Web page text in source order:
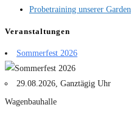
Probetraining unserer Garden
Veranstaltungen
Sommerfest 2026
29.08.2026, Ganztägig Uhr
Wagenbauhalle